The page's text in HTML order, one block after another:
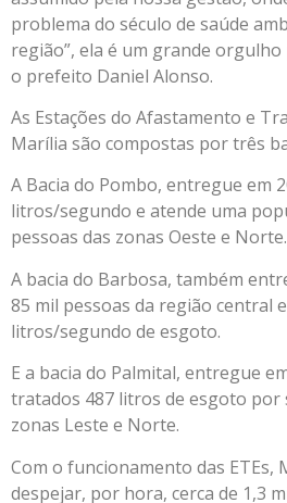
problema do século de saúde
região”, ela é um grande orgulho
o prefeito Daniel Alonso.
As Estações do Afastamento e
Marília são compostas por três
A Bacia do Pombo, entregue em
litros/segundo e atende uma
pessoas das zonas Oeste e Norte.
A bacia do Barbosa, também
85 mil pessoas da região central
litros/segundo de esgoto.
E a bacia do Palmital, entregue
tratados 487 litros de esgoto por
zonas Leste e Norte.
Com o funcionamento das ETEs,
despejar, por hora, cerca de 1,3